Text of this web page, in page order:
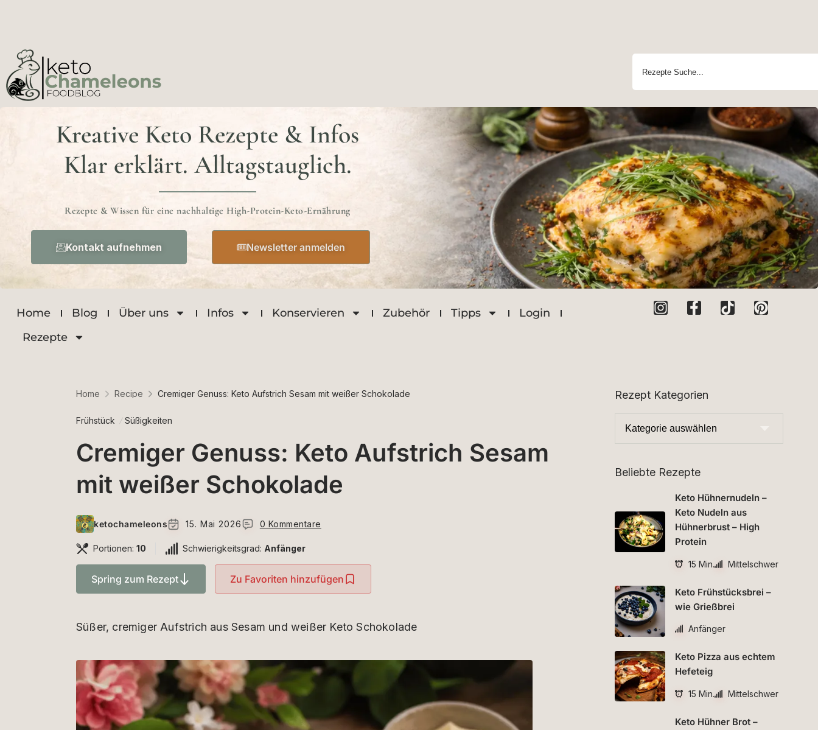
Kreative Keto Rezepte & Infos
Klar erklärt. Alltagstauglich.
Rezepte & Wissen für eine nachhaltige High-Protein-Keto-Ernährung
Kontakt aufnehmen Newsletter anmelden
Home Blog Über uns Infos Konservieren Zubehör Tipps
Login
Rezepte
Home Recipe Cremiger Genuss: Keto Aufstrich Sesam mit weißer Schokolade
Frühstück Süßigkeiten
Cremiger Genuss: Keto Aufstrich Sesam
mit weißer Schokolade
ketochameleons 15. Mai 2026 0 Kommentare
Portionen: 10 Schwierigkeitsgrad: Anfänger
Spring zum Rezept Zu Favoriten hinzufügen
Süßer, cremiger Aufstrich aus Sesam und weißer Keto Schokolade
Rezept Kategorien
Beliebte Rezepte
Keto Hühnernudeln –
Keto Nudeln aus
Hühnerbrust – High
Protein
15 Min. Mittelschwer
Keto Frühstücksbrei –
wie Grießbrei
Anfänger
Keto Pizza aus echtem
Hefeteig
15 Min. Mittelschwer
Keto Hühner Brot –